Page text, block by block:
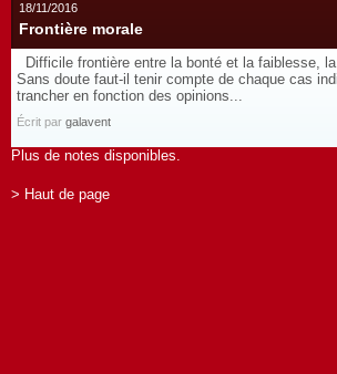
18/11/2016
Frontière morale
Difficile frontière entre la bonté et la faiblesse,
Sans doute faut-il tenir compte de chaque cas
trancher en fonction des opinions...
Écrit par galavent
Plus de notes disponibles.
> Haut de page